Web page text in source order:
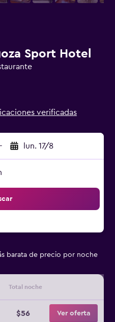
Sport Hotel
verificadas
- lun. 17/8
barata de precio por noche
Total noche
$56 Ver oferta